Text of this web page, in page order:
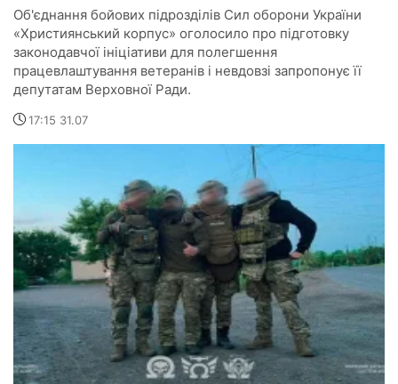
Об'єднання бойових підрозділів Сил оборони України
«Християнський корпус» оголосило про підготовку
законодавчої ініціативи для полегшення
працевлаштування ветеранів і невдовзі запропонує її
депутатам Верховної Ради.
17:15 31.07